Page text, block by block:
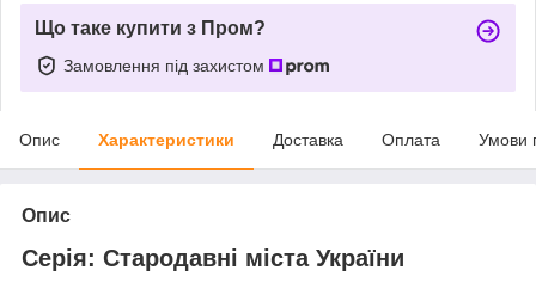
Що таке купити з Пром?
Замовлення під захистом
Опис Характеристики Доставка Оплата Умови
Опис
Серія: Стародавні міста України